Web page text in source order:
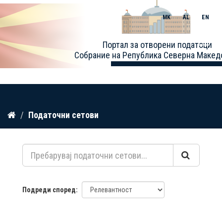
Прескокнете
содржина
Портал за отворени податоци
Собрание на Република Северна
MK AL EN
Toggle
Податочни сетови
Подреди според